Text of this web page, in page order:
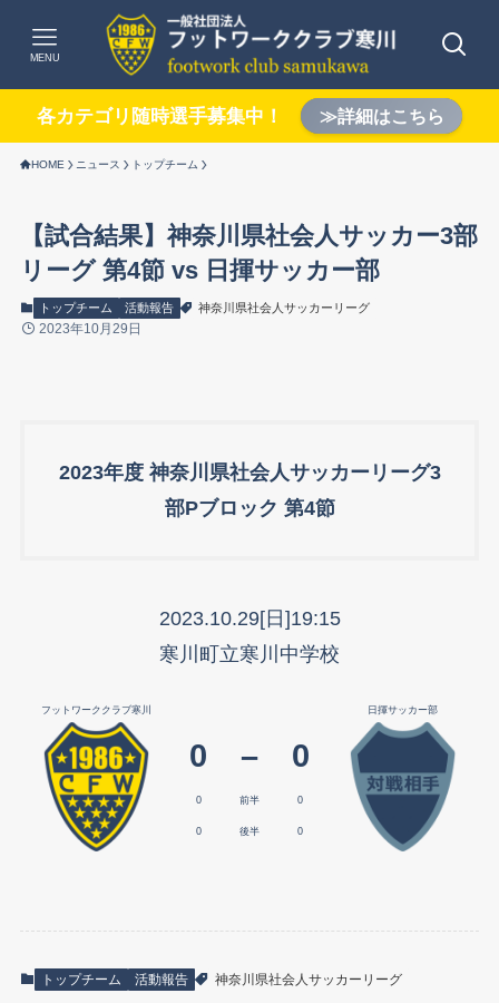
MENU
各カテゴリ随時選手募集中！ ≫詳細はこちら
HOME ニュース トップチーム
【試合結果】神奈川県社会人サッカー3部
リーグ 第4節 vs 日揮サッカー部
トップチーム 活動報告 神奈川県社会人サッカーリーグ
2023年10月29日
2023年度 神奈川県社会人サッカーリーグ3
部Pブロック 第4節
2023.10.29[日]19:15
寒川町立寒川中学校
フットワーククラブ寒川 日揮サッカー部
0 – 0
0 前半 0
0 後半 0
トップチーム 活動報告 神奈川県社会人サッカーリーグ